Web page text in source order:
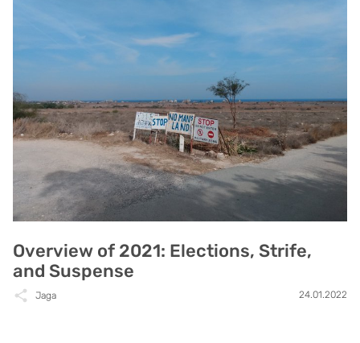
Overview of 2021: Elections, Strife,
and Suspense
Jaga 24.01.2022